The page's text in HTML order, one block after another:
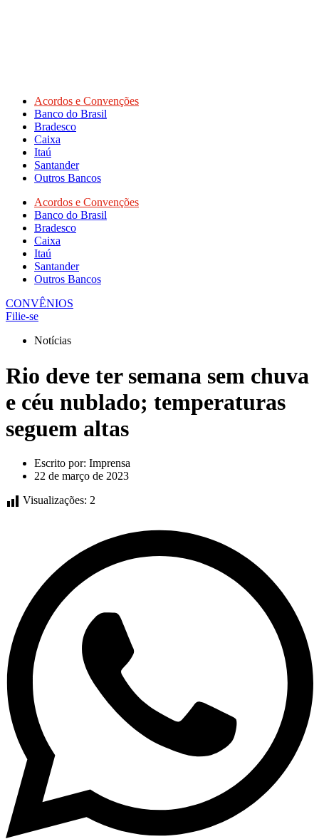
Acordos e Convenções
Banco do Brasil
Bradesco
Caixa
Itaú
Santander
Outros Bancos
Acordos e Convenções
Banco do Brasil
Bradesco
Caixa
Itaú
Santander
Outros Bancos
CONVÊNIOS
Filie-se
Notícias
Rio deve ter semana sem chuva
e céu nublado; temperaturas
seguem altas
Escrito por: Imprensa
22 de março de 2023
Visualizações: 2